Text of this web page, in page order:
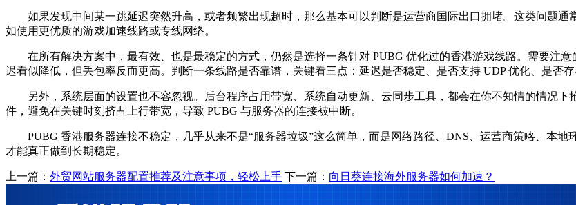
如果发现中间某一跳延迟突然升高，或者频繁出现超时，那么基本可以判断是运营商国际出口拥堵。这类问题通
如使用更优质的游戏加速线路或专线网络。
在所有解决方案中，最有效、也是最稳定的方式，仍然是选择一条针对 PUBG 优化过的香港游戏线路。需要注意
迟看似降低，但丢包率反而更高。判断一条线路是否靠谱，关键看三点：延迟是否稳定、是否支持 UDP 优化、是否存
另外，系统层面的设置也不容忽视。后台程序占用带宽、系统自动更新、云同步工具，都会在你不知情的情况下
件，避免在关键时刻挤占上行带宽，导致 PUBG 与服务器的连接被中断。
PUBG 香港服务器连接不稳定，几乎从来不是“服务器垃圾”这么简单，而是网络路径、DNS、运营商策略、本地
才能真正做到长期稳定。
上一篇： 外贸网站服务器配置推荐及注意事项，轻松上手 下一篇： 向日葵连接海外服务器如何加速？